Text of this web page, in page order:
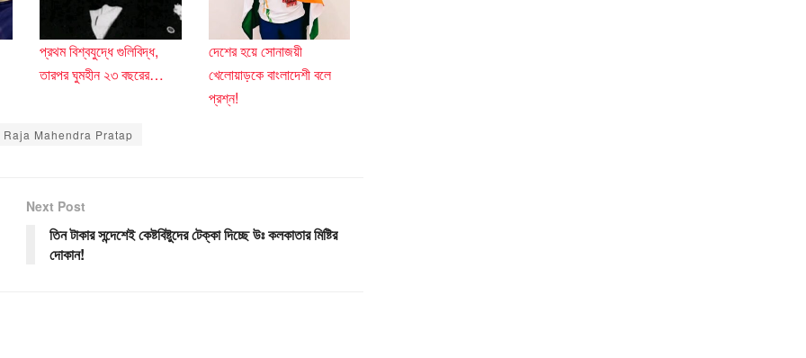
প্রথম বিশ্বযুদ্ধে গুলিবিদ্ধ,
তারপর ঘুমহীন ২৩ বছরের…
দেশের হয়ে সোনাজয়ী
খেলোয়াড়কে বাংলাদেশী বলে
প্রশ্ন!
Raja Mahendra Pratap
Next Post
তিন টাকার সন্দেশেই কেষ্টবিষ্টুদের টেক্কা দিচ্ছে উঃ কলকাতার মিষ্টির
দোকান!